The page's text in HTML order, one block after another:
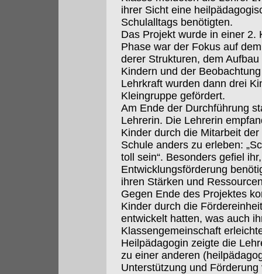
ihrer Sicht eine
Schulalltags benötigten.
Das Projekt wurde in einer 2.
Phase war der Fokus auf
derer Strukturen, dem
Kindern und der
Lehrkraft wurden dann drei
Kleingruppe gefördert.
Am Ende der Durchführung
Lehrerin. Die Lehrerin
Kinder durch die Mitarbeit
Schule anders zu erleben:
toll sein“. Besonders gefiel
Entwicklungsförderung
ihren Stärken und
Gegen Ende des Projektes
Kinder durch die
entwickelt hatten, was auch
Klassengemeinschaft
Heilpädagogin zeigte die
zu einer anderen
Unterstützung und